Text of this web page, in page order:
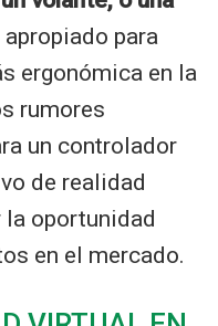
para
ergonómica en la
rumores
un controlador
de realidad
la oportunidad
en el mercado.